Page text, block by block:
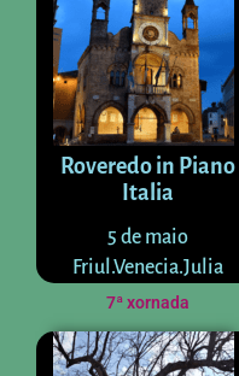
Roveredo in Piano
Italia
5 de maio
Friul.Venecia.Julia
7ª xornada